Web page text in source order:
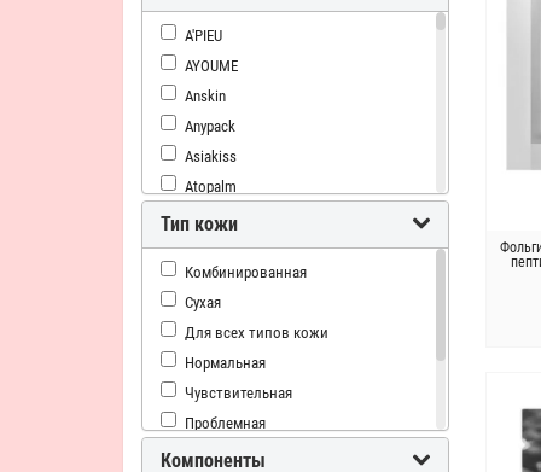
A'PIEU
AYOUME
Anskin
Anypack
Asiakiss
Atopalm
Baviphat
Bergamo
Berrisom
Bling Pop
CELRANICO
CONSLY
Deoproce
Dermal
Dr.Althea
Тип кожи
Комбинированная
Сухая
Для всех типов кожи
Нормальная
Чувствительная
Проблемная
Жирная
Компоненты